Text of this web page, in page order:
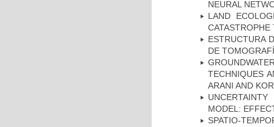
NEURAL
LAND
CATASTROPHE
ESTRUCTURA
DE
TECHNIQUES
ARANI AND
MODEL:
SPATIO-